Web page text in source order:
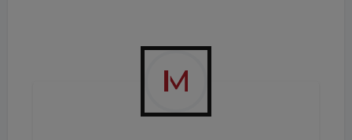
zuhause sind, gewinnt das noch einmal zusätzlich
Wohnbaustadträtin Kathrin Gaal.